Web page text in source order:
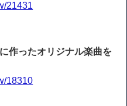
21431
作ったオリジナル楽曲を
18310